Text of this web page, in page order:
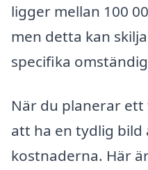
ligger mellan 100
men detta kan
specifika
När du planerar
att ha en tydlig bild
kostnaderna. Här